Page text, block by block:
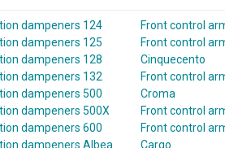
dampeners 124
dampeners 125
dampeners 128
dampeners 132
dampeners 500
dampeners 500X
dampeners 600
dampeners Albea
Front control
Front control
Cinquecento
Front control
Croma
Front control
Front control
Cargo